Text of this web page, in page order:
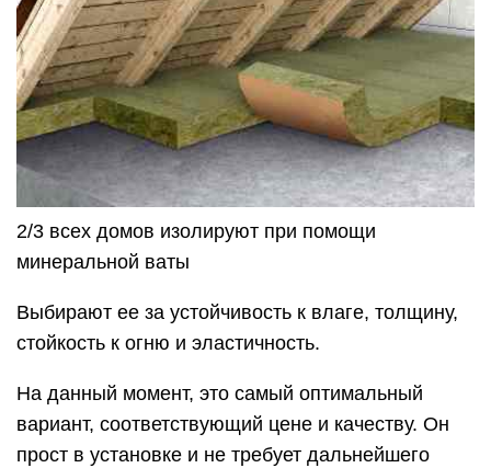
2/3 всех домов изолируют при помощи
минеральной ваты
Выбирают ее за устойчивость к влаге, толщину,
стойкость к огню и эластичность.
На данный момент, это самый оптимальный
вариант, соответствующий цене и качеству. Он
прост в установке и не требует дальнейшего